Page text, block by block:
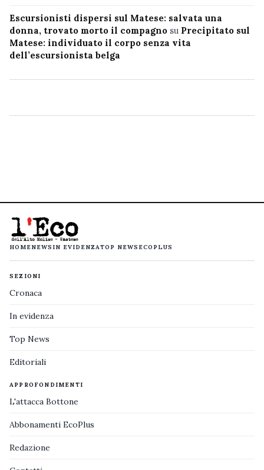
Escursionisti dispersi sul Matese: salvata una
donna, trovato morto il compagno su Precipitato sul
Matese: individuato il corpo senza vita
dell’escursionista belga
HOMENEWS IN EVIDENZATOP NEWS ECOPLUS
SEZIONI
Cronaca
In evidenza
Top News
Editoriali
APPROFONDIMENTI
L'attacca Bottone
Abbonamenti EcoPlus
Redazione